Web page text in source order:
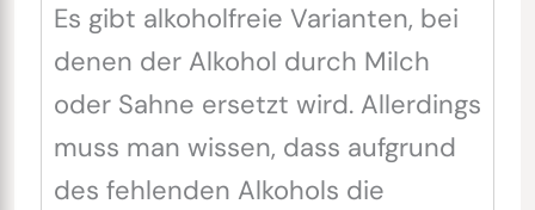
Es gibt alkoholfreie Varianten, bei
denen der Alkohol durch Milch
oder Sahne ersetzt wird. Allerdings
muss man wissen, dass aufgrund
des fehlenden Alkohols die